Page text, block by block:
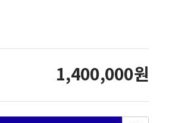
1,400,000원